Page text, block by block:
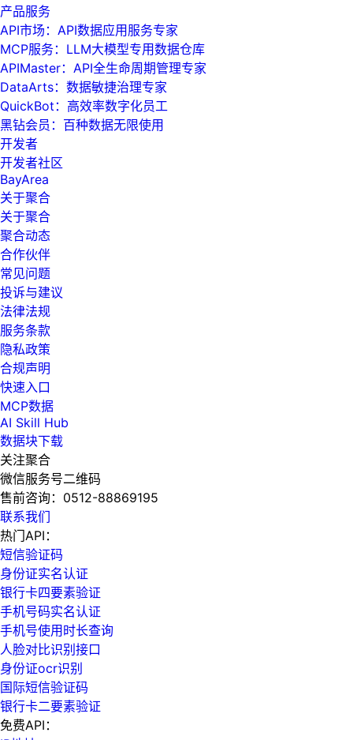
产品服务
API市场：API数据应用服务专家
MCP服务：LLM大模型专用数据仓库
APIMaster：API全生命周期管理专家
DataArts：数据敏捷治理专家
QuickBot：高效率数字化员工
黑钻会员：百种数据无限使用
开发者
开发者社区
BayArea
关于聚合
关于聚合
聚合动态
合作伙伴
常见问题
投诉与建议
法律法规
服务条款
隐私政策
合规声明
快速入口
MCP数据
AI Skill Hub
数据块下载
关注聚合
微信服务号二维码
售前咨询： 0512-88869195
联系我们
热门API：
短信验证码
身份证实名认证
银行卡四要素验证
手机号码实名认证
手机号使用时长查询
人脸对比识别接口
身份证ocr识别
国际短信验证码
银行卡二要素验证
免费API：